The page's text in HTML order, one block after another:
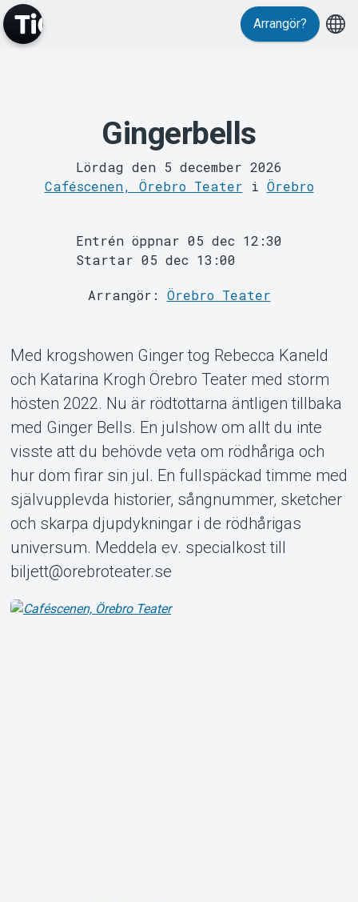
MyTickster
Support
Om Tickster
Arrangör?
Gingerbells
Lördag den 5 december 2026
Caféscenen, Örebro Teater i Örebro
Entrén öppnar 05 dec 12:30
Startar 05 dec 13:00
Arrangör: Örebro Teater
Med krogshowen Ginger tog Rebecca Kaneld
och Katarina Krogh Örebro Teater med storm
hösten 2022. Nu är rödtottarna äntligen tillbaka
med Ginger Bells. En julshow om allt du inte
visste att du behövde veta om rödhåriga och
hur dom firar sin jul. En fullspäckad timme med
självupplevda historier, sångnummer, sketcher
och skarpa djupdykningar i de rödhårigas
universum. Meddela ev. specialkost till
biljett@orebroteater.se